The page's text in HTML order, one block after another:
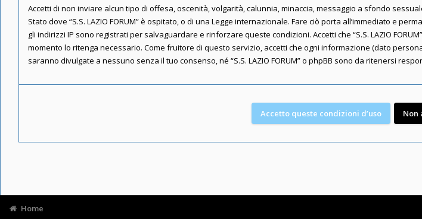
Accetti di non inviare alcun tipo di offesa, oscenità, volgarità, calunnia, minaccia, messaggio a sfondo
Stato dove “S.S. LAZIO FORUM” è ospitato, o di una Legge internazionale. Fare ciò porta all’immediato e
gli indirizzi IP sono registrati per salvaguardare e rinforzare queste condizioni. Accetti che “S.S. LAZIO
momento lo ritenga necessario. Come fruitore di questo servizio, accetti che ogni informazione (dato
saranno divulgate a nessuno senza il tuo consenso, né “S.S. LAZIO FORUM” o phpBB sono da ritenersi
Home